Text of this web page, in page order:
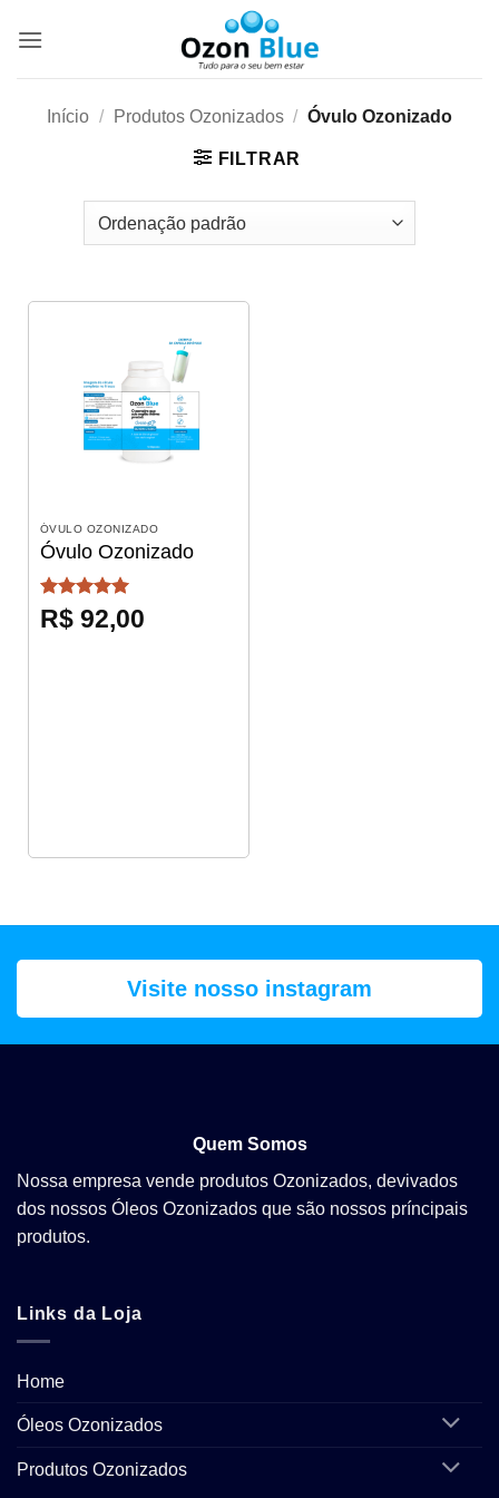
Início / Produtos Ozonizados / Óvulo Ozonizado
FILTRAR
ÓVULO OZONIZADO
Óvulo Ozonizado
Avaliação5
de 5
R$92,00
Visite nosso instagram
Quem Somos
Nossa empresa vende produtos Ozonizados, devivados
dos nossos Óleos Ozonizados que são nossos príncipais
produtos.
Links da Loja
Home
Óleos Ozonizados
Produtos Ozonizados